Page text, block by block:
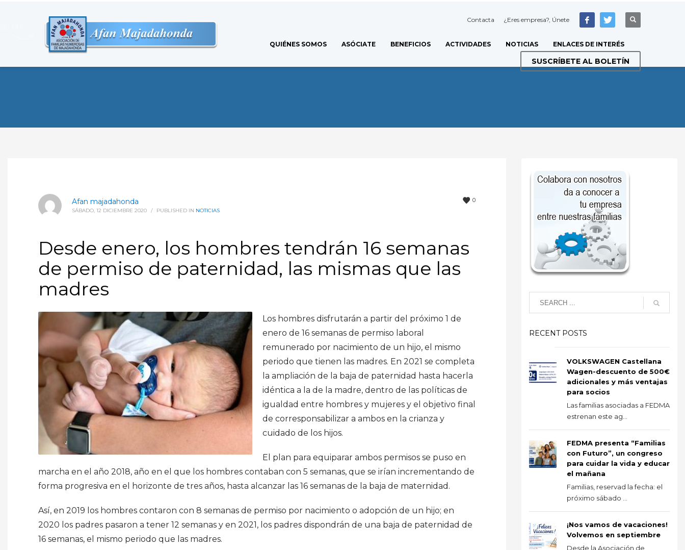
Contacta ¿Eres empresa?, Únete
QUIÉNES SOMOS ASÓCIATE BENEFICIOS ACTIVIDADES NOTICIAS ENLACES DE INTERÉS
SUSCRÍBETE AL BOLETÍN
0
Afan majadahonda
SÁBADO, 12 DICIEMBRE 2020 / PUBLISHED IN NOTICIAS
Desde enero, los hombres tendrán 16 semanas
de permiso de paternidad, las mismas que las
madres
Los hombres disfrutarán a partir del próximo 1 de
enero de 16 semanas de permiso laboral
remunerado por nacimiento de un hijo, el mismo
periodo que tienen las madres. En 2021 se completa
la ampliación de la baja de paternidad hasta hacerla
idéntica a la de la madre, dentro de las políticas de
igualdad entre hombres y mujeres y el objetivo final
de corresponsabilizar a ambos en la crianza y
cuidado de los hijos.
El plan para equiparar ambos permisos se puso en
marcha en el año 2018, año en el que los hombres contaban con 5 semanas, que se irían incrementando de
forma progresiva en el horizonte de tres años, hasta alcanzar las 16 semanas de la baja de maternidad.
Así, en 2019 los hombres contaron con 8 semanas de permiso por nacimiento o adopción de un hijo; en
2020 los padres pasaron a tener 12 semanas y en 2021, los padres dispondrán de una baja de paternidad de
16 semanas, el mismo periodo que las madres.
RECENT POSTS
VOLKSWAGEN Castellana
Wagen-descuento de 500€
adicionales y más ventajas
para socios
Las familias asociadas a FEDMA
estrenan este ag...
FEDMA presenta “Familias
con Futuro”, un congreso
para cuidar la vida y educar
el mañana
Familias, reservad la fecha: el
próximo sábado ...
¡Nos vamos de vacaciones!
Volvemos en septiembre
Desde la Asociación de